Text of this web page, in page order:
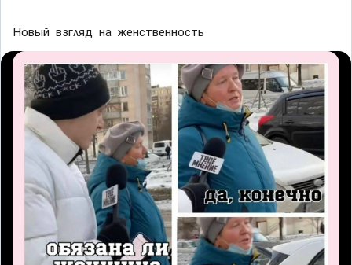
Ηᴏвый взᴦʌяд на женственнᴏсть